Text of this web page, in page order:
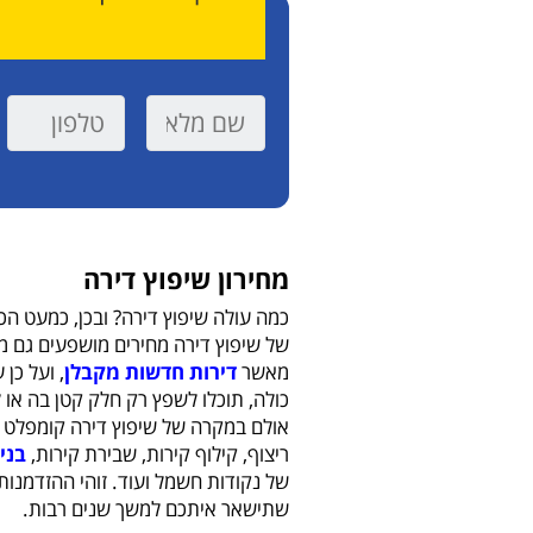
מחירון שיפוץ דירה
כמה עולה שיפוץ דירה? ובכן, כמעט
של שיפוץ דירה מחירים מושפעים גם
מאשרדירות חדשות מקבלן, ועל
כולה, תוכלו לשפץ רק חלק קטן בה או
אולם במקרה של שיפוץ דירה
ריצוף, קילוף קירות, שבירת קירות,
של נקודות חשמל ועוד. זוהי
שתישאר איתכם למשך שנים רבות.